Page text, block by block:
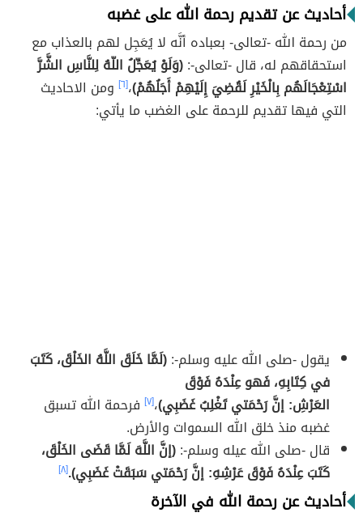
أحاديث عن تقديم رحمة الله على غضبه
من رحمة الله -تعالى- بعباده أنَّه لا يُعَجِل لهم بالعذاب مع
استحقاقهم له، قال -تعالى-:(وَلَوْ يُعَجِّلُ اللّهُ لِلنَّاسِ الشَّرَّ
اسْتِعْجَالَهُم بِالْخَيْرِ لَقُضِيَ إِلَيْهِمْ أَجَلُهُمْ)،[٦]
ومن الاحاديث
التي فيها تقديم للرحمة على الغضب ما يأتي:
يقول -صلى الله عليه وسلم-:(لَمَّا خَلَقَ اللَّهُ الخَلْقَ، كَتَبَ
في كِتَابِهِ، فَهو عِنْدَهُ فَوْقَ
العَرْشِ: إنَّ رَحْمَتي تَغْلِبُ غَضَبِي)،[٧] فرحمة الله تسبق
غضبه منذ خلق الله السموات والأرض.
قال -صلى الله عيله وسلم-:(إنَّ اللَّهَ لَمَّا قَضَى الخَلْقَ،
كَتَبَ عِنْدَهُ فَوْقَ عَرْشِهِ: إنَّ رَحْمَتي سَبَقَتْ غَضَبِي).[٨]
أحاديث عن رحمة الله في الآخرة